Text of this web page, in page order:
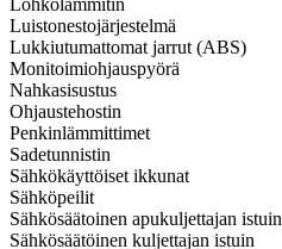
Lohkolämmitin
Luistonestojärjestelmä
Lukkiutumattomat jarrut (ABS)
Monitoimiohjauspyörä
Nahkasisustus
Ohjaustehostin
Penkinlämmittimet
Sadetunnistin
Sähkökäyttöiset ikkunat
Sähköpeilit
Sähkösäätoinen apukuljettajan istuin
Sähkösäätöinen kuljettajan istuin